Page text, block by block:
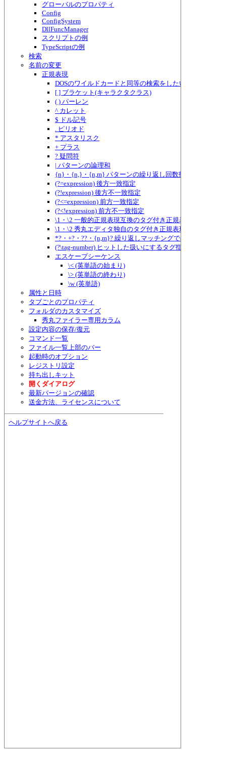
グローバルのプロパティ
Config
ConfigSystem
DllFuncManager
スクリプトの例
TypeScriptの例
検索
名前の変更
正規表現
DOSのワイルドカードと同等の検索をしたい場合
[ ] ブラケット(キャラクタクラス)
( ) パーレン
^ カレット
$ ドル記号
. ピリオド
* アスタリスク
+ プラス
? 疑問符
| パターンの論理和
{n}・{n,}・{n,m} パターンの繰り返し回数指定
(?=expression) 後方一致指定
(?!expression) 後方不一致指定
(?<=expression) 前方一致指定
(?<!expression) 前方不一致指定
\1・\2 一般的正規表現互換のタグ付き正規表現
\1・\2 秀丸エディタ独自のタグ付き正規表現
*?・+?・??・{n,m}? 繰り返しマッチングでのものぐさ指定
(?\tag-number) ヒットした扱いにするタグ指定
エスケープシーケンス
\< (英単語の始まり)
\> (英単語の終わり)
\w (英単語)
属性と日時
タブごとのプロパティ
フォルダのカスタマイズ
秀丸ファイラー専用カラム
設定内容の保存/復元
コマンド一覧
ファイル一覧上部のバー
起動時のオプション
レジストリ設定
持ち出しキット
開くダイアログ
最新バージョンの確認
送金方法、ライセンスについて
ヘルプサイトへ戻る